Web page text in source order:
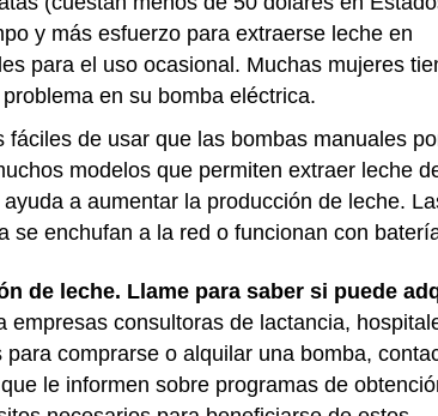
y más esfuerzo para extraerse leche en
para el uso ocasional. Muchas mujeres
en su bomba eléctrica.
de usar que las bombas manuales
modelos que permiten extraer leche
a aumentar la producción de leche.
se enchufan a la red o funcionan con
de leche. Llame para saber si puede
consultoras de lactancia,
comprarse o alquilar una bomba,
le informen sobre programas de